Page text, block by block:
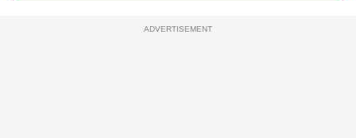
ADVERTISEMENT